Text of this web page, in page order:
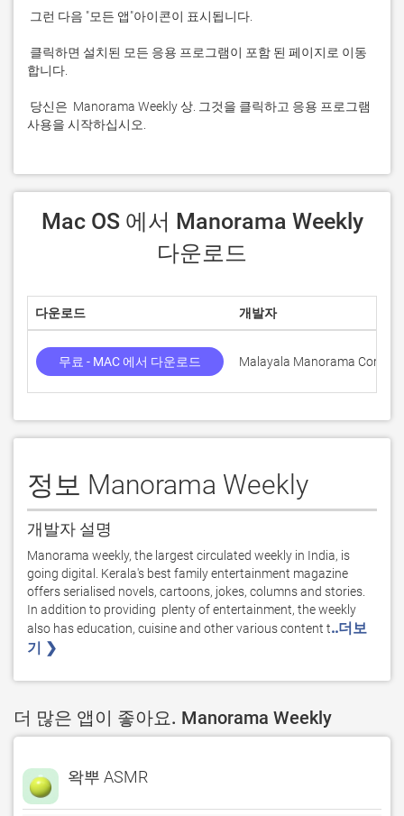
사용을 시작하십시오.
다운로드
다운로드 개발자
무료 - MAC 에서 다운로드 Malayala Manorama
정보 Manorama Weekly
개발자 설명
Manorama weekly, the largest circulated weekly in India, is
going digital. Kerala's best family entertainment magazine
offers serialised novels, cartoons, jokes, columns and stories.
In addition to providing  plenty of entertainment, the weekly
also has education, cuisine and other various content t..더보
기 ❯
더 많은 앱이 좋아요. Manorama Weekly
왁뿌 ASMR